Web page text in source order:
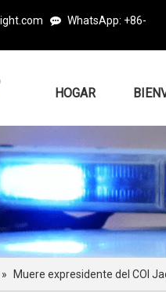
 WhatsApp: +86-
HOGAR
» Muere expresidente del COI